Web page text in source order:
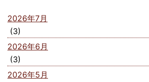
2026年7月
(3)
2026年6月
(3)
2026年5月